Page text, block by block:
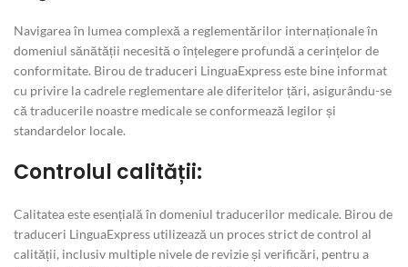
Navigarea în lumea complexă a reglementărilor internaționale în
domeniul sănătății necesită o înțelegere profundă a cerințelor de
conformitate. Birou de traduceri LinguaExpress este bine informat
cu privire la cadrele reglementare ale diferitelor țări, asigurându-se
că traducerile noastre medicale se conformează legilor și
standardelor locale.
Controlul calității:
Calitatea este esențială în domeniul traducerilor medicale. Birou de
traduceri LinguaExpress utilizează un proces strict de control al
calității, inclusiv multiple nivele de revizie și verificări, pentru a